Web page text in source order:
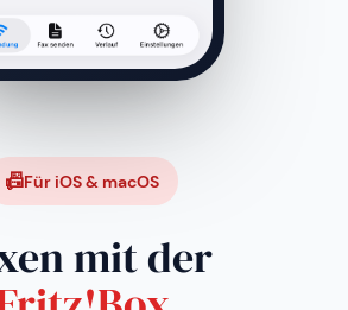
📠Für iOS & macOS
mit der